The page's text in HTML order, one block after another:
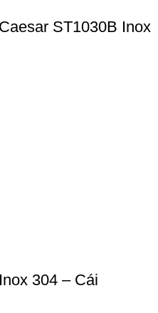
ST1030B Inox
304 – Cái